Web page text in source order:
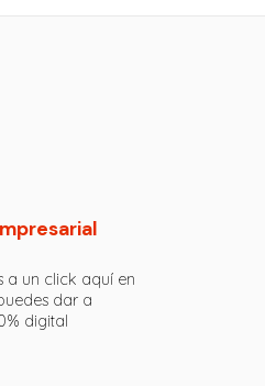
a un click aquí en
dar a
digital